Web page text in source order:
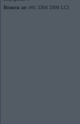
Braucu ar: e91 330d 2008 LCI